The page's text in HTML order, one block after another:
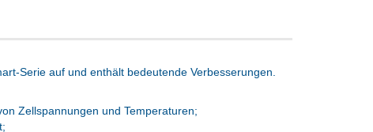
erstellen
Serie auf und enthält bedeutende Verbesserungen.
Zellspannungen und Temperaturen;